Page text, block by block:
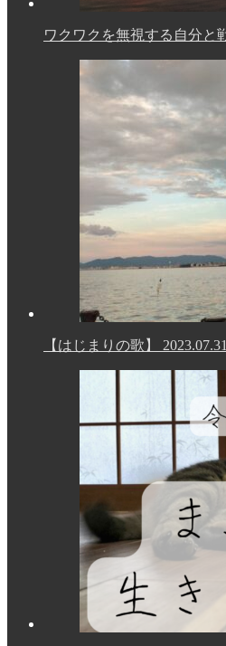
ワクワクを無視する自分と
【はじまりの歌】 2023.07.31